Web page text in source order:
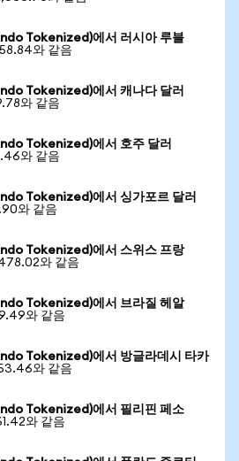
Tokenized)에서 러시아 루블
와 같음
Tokenized)에서 캐나다 달러
와 같음
Tokenized)에서 호주 달러
와 같음
Tokenized)에서 싱가포르 달러
와 같음
Tokenized)에서 스위스 프랑
와 같음
Tokenized)에서 브라질 헤알
와 같음
Tokenized)에서 방글라데시 타카
와 같음
Tokenized)에서 필리핀 페소
와 같음